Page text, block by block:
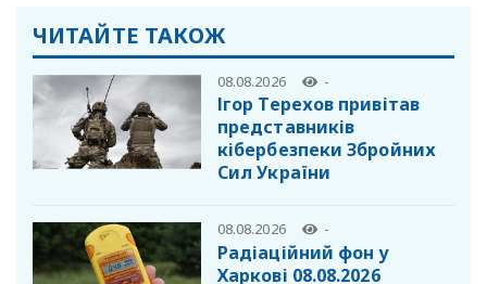
ЧИТАЙТЕ ТАКОЖ
08.08.2026 -
Ігор Терехов привітав
представників
кібербезпеки Збройних
Сил України
08.08.2026 -
Радіаційний фон у
Харкові 08.08.2026